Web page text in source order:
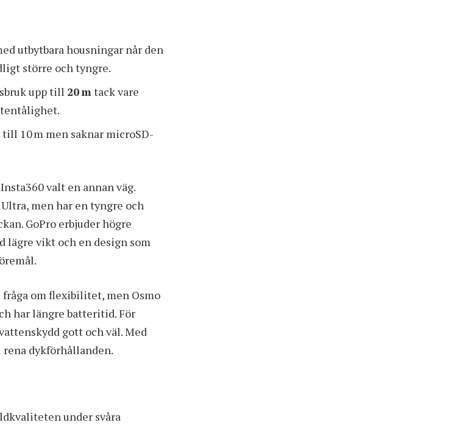
utbytbara housningar når den
större och tyngre.
upp till 20 m tack vare
10 m men saknar microSD-
valt en annan väg.
men har en tyngre och
GoPro erbjuder högre
lägre vikt och en design som
fråga om flexibilitet, men Osmo
har längre batteritid. För
gott och väl. Med
dykförhållanden.
under svåra